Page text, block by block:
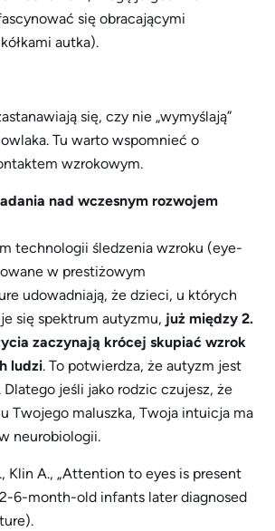
się obracającymi
autka).
się, czy nie „wymyślają”
Tu warto wspomnieć o
wzrokowym.
nad wczesnym rozwojem
technologii śledzenia wzroku (eye-
w prestiżowym
udowadniają, że dzieci, u których
się spektrum autyzmu, już między 2.
zaczynają krócej skupiać wzrok
ludzi. To potwierdza, że autyzm jest
jeśli jako rodzic czujesz, że
u Twojego maluszka, Twoja intuicja ma
neurobiologii.
Klin A., „Attention to eyes is present
6-month-old infants later diagnosed